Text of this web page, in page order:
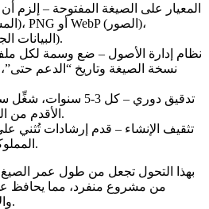
المعيار على الصيغة المفتوحة – إلزم
وCSV/Parquet (البيانات الجدولية).
نظام إدارة الأصول – ضع وسمة لكل
نسخة الصيغة وتاريخ “الدعم حتى”،
تدقيق دوري
– كل 3‑5 سنوات،
الأقدم من الحد المعّرف للمراجعة.
تثقيف الإنشاء – قدم إرشادات تُثني
المملوكة إلا إذا كان لا بد منها.
بهذا التحول تجعل من طول عمر
من مشروع منفرد، مما يحافظ
والامتثال دون تصاعد التكاليف.